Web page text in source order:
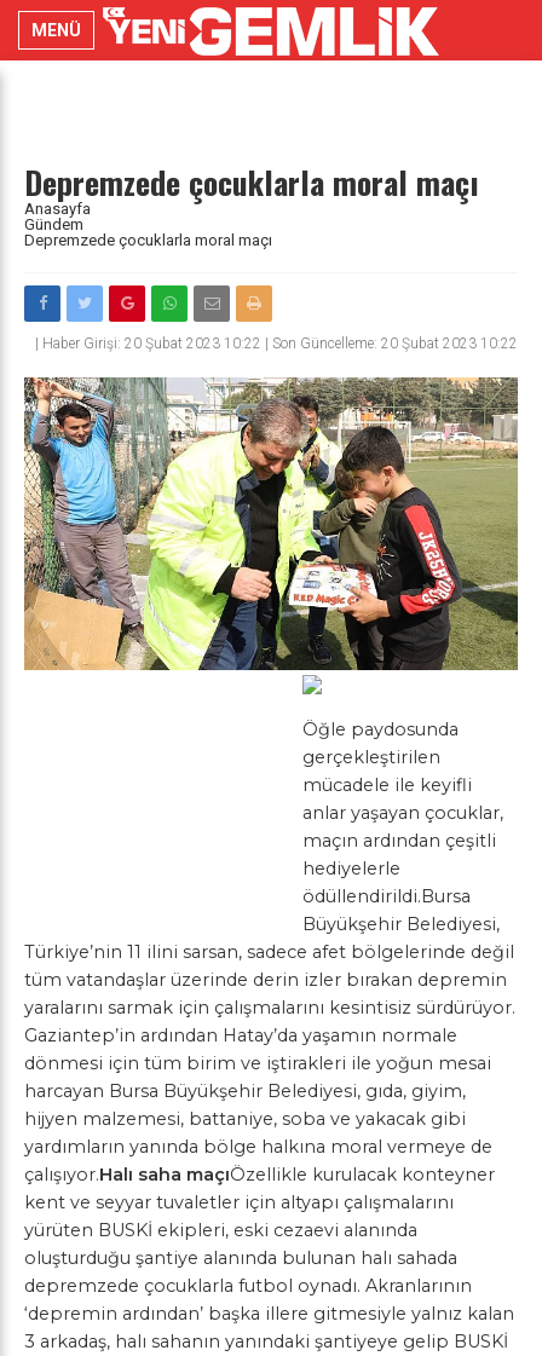
MENÜ
Depremzede çocuklarla moral maçı
Anasayfa
Gündem
Depremzede çocuklarla moral maçı
Haber Girişi: 20 Şubat 2023 10:22 | Son Güncelleme: 20 Şubat 2023 10:22
Öğle paydosunda
gerçekleştirilen
mücadele ile keyifli
anlar yaşayan çocuklar,
maçın ardından çeşitli
hediyelerle
ödüllendirildi.Bursa
Büyükşehir Belediyesi,
Türkiye’nin 11 ilini sarsan, sadece afet bölgelerinde değil
tüm vatandaşlar üzerinde derin izler bırakan depremin
yaralarını sarmak için çalışmalarını kesintisiz sürdürüyor.
Gaziantep’in ardından Hatay’da yaşamın normale
dönmesi için tüm birim ve iştirakleri ile yoğun mesai
harcayan Bursa Büyükşehir Belediyesi, gıda, giyim,
hijyen malzemesi, battaniye, soba ve yakacak gibi
yardımların yanında bölge halkına moral vermeye de
çalışıyor.Halı saha maçıÖzellikle kurulacak konteyner
kent ve seyyar tuvaletler için altyapı çalışmalarını
yürüten BUSKİ ekipleri, eski cezaevi alanında
oluşturduğu şantiye alanında bulunan halı sahada
depremzede çocuklarla futbol oynadı. Akranlarının
‘depremin ardından’ başka illere gitmesiyle yalnız kalan
3 arkadaş, halı sahanın yanındaki şantiyeye gelip BUSKİ